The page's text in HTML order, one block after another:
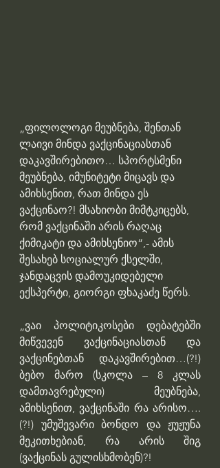
„ფილოლოგი მეუბნება, შენთან
ლაივი მინდა ვაქცინაციასთან
დაკავშირებითო… სპორტსმენი
მეუბნება, იმუნიტეტი მიცავს და
ამიხსენით, რათ მინდა ეს
ვაქცინაო?! მსახიობი მიმტკიცებს,
რომ ვაქცინაში არის რაღაც
ქიმიკატი და ამიხსენიო“,- ამის
შესახებ სოციალურ ქსელში,
ჯანდაცვის დამოუკიდებელი
ექსპერტი, გიორგი ფხაკაძე წერს.
„ვაი პოლიტიკოსები დებატებში
მიწვევენ ვაქცინაციასთან და
ვაქცინებთან დაკავშირებით…(?!)
ბებო მარო (სკოლა – 8 კლას
დამთავრებული) მეუბნება,
ამიხსენით, ვაქცინაში რა არისო….
(?!) უმუშევარი ბონდო და ჟუჟუნა
მეკითხებიან, რა არის შიგ
(ვაქცინას გულისხმობენ)?!